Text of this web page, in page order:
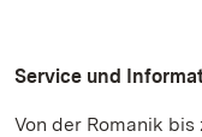
Service und
Von der Romanik